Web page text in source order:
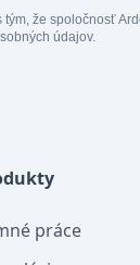
tým, že spoločnosť
údajov.
práce